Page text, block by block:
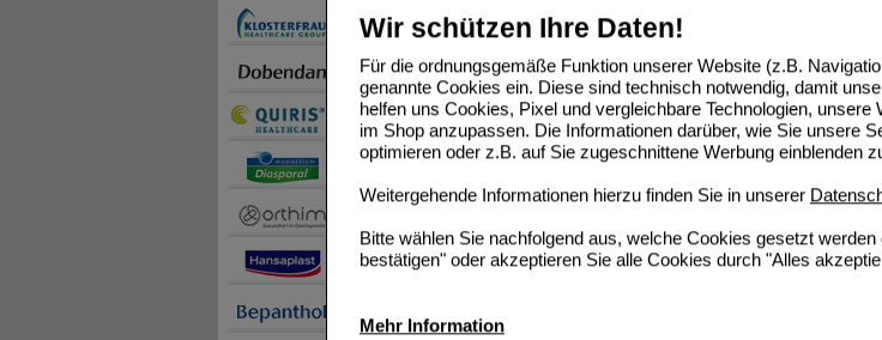
Wir schützen Ihre Daten!
Für die ordnungsgemäße Funktion unserer Website (z.B.
genannte Cookies ein. Diese sind technisch notwendig, damit
helfen uns Cookies, Pixel und vergleichbare Technologien,
im Shop anzupassen. Die Informationen darüber, wie Sie unsere
optimieren oder z.B. auf Sie zugeschnittene Werbung einblenden
Weitergehende Informationen hierzu finden Sie in unserer
Bitte wählen Sie nachfolgend aus, welche Cookies gesetzt
bestätigen" oder akzeptieren Sie alle Cookies durch "Alles
Mehr Information